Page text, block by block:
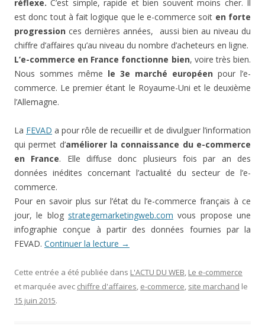
réflexe. C’est simple, rapide et bien souvent moins cher. Il
est donc tout à fait logique que le e-commerce soit en forte
progression ces dernières années, aussi bien au niveau du
chiffre d’affaires qu’au niveau du nombre d’acheteurs en ligne.
L’e-commerce en France fonctionne bien, voire très bien.
Nous sommes même le 3e marché européen pour l’e-
commerce. Le premier étant le Royaume-Uni et le deuxième
l’Allemagne.
La FEVAD a pour rôle de recueillir et de divulguer l’information
qui permet d’améliorer la connaissance du e-commerce
en France. Elle diffuse donc plusieurs fois par an des
données inédites concernant l’actualité du secteur de l’e-
commerce.
Pour en savoir plus sur l’état du l’e-commerce français à ce
jour, le blog strategemarketingweb.com vous propose une
infographie conçue à partir des données fournies par la
FEVAD. Continuer la lecture →
Cette entrée a été publiée dans L'ACTU DU WEB, Le e-commerce
et marquée avec chiffre d'affaires, e-commerce, site marchand le
15 juin 2015.